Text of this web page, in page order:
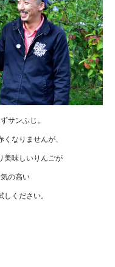
サンふじ。
なりませんが、
美味しいりんごが
の高い
ください。